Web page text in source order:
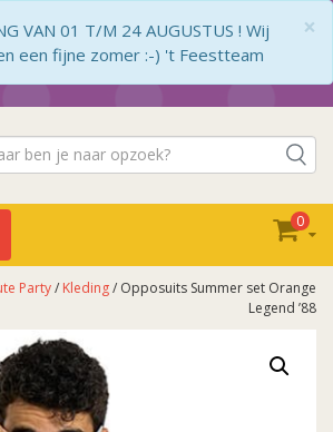
×
VAN 01 T/M 24 AUGUSTUS ! Wij
een fijne zomer :-) 't Feestteam
0
Party/ Kleding/ Opposuits Summer set Orange
Legend ’88